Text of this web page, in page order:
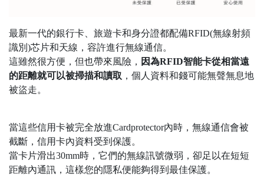
最新一代的銀行卡、旅遊卡和身分證都配備RFID(無線射頻
識別)芯片和天線，容許進行無線通信。
這雖然很方便，但也帶來風險， 因為RFID智能卡從相當遠
的距離就可以被掃描和讀取 ，個人資料和錢可能無聲無息地
被盜走。
當這些信用卡被完全放進Cardprotector內時，無線通信會被
截斷，信用卡內資料受到保護。
當卡片滑出30mm時，它們的無線訊號微弱，卻足以在短短
距離內通訊，這樣您的隱私便能夠得到最佳保護。